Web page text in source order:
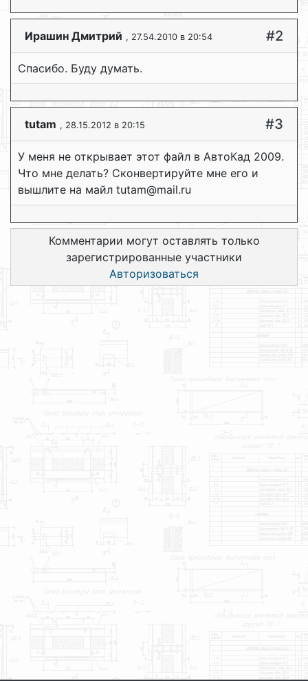
Ирашин Дмитрий , 27.54.2010 в 20:54 #2
Спасибо. Буду думать.
tutam , 28.15.2012 в 20:15 #3
У меня не открывает этот файл в АвтоКад 2009.
Что мне делать? Сконвертируйте мне его и
вышлите на майл tutam@mail.ru
Комментарии могут оставлять только
зарегистрированные участники
Авторизоваться